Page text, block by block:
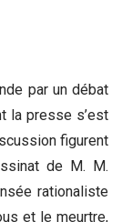
par un débat
la presse s’est
figurent
de M. M.
rationaliste
et le meurtre,